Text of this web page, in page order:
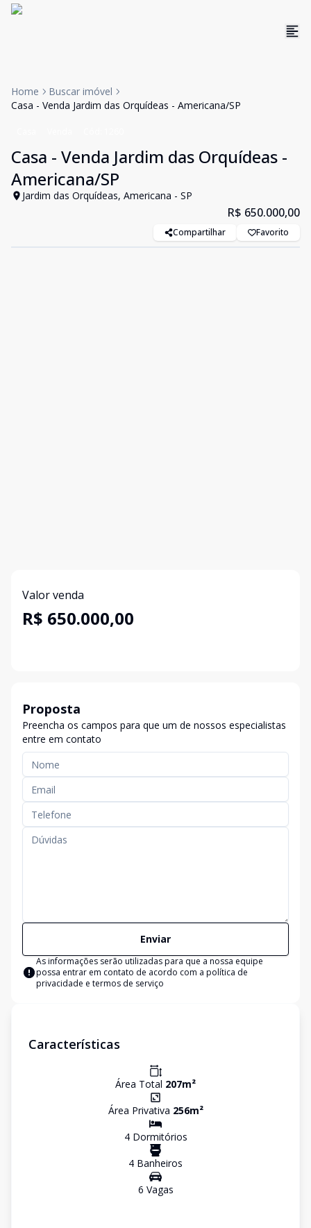
Home
Buscar imóvel
Casa - Venda Jardim das Orquídeas - Americana/SP
Casa - Venda Jardim das Orquídeas -
Americana/SP
Jardim das Orquídeas, Americana - SP
R$ 650.000,00
Compartilhar Favorito
Valor venda
R$ 650.000,00
Proposta
Preencha os campos para que um de nossos especialistas
entre em contato
Enviar
As informações serão utilizadas para que a nossa equipe
possa entrar em contato de acordo com a política de
privacidade e termos de serviço
Características
Área Total 207m²
Área Privativa 256m²
4Dormitórios
4 Banheiros
6 Vagas